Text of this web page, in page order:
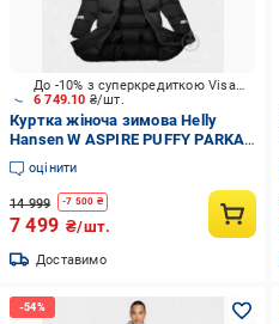
6 749.10 ₴/шт.
До -10% з суперкредиткою Visa Вигода
Куртка жіноча зимова Helly
Hansen W ASPIRE PUFFY PARKA
53515_990 р.XL чорна
оцінити
14 999 -7 500 ₴
7 499 ₴/шт.
Доставимо